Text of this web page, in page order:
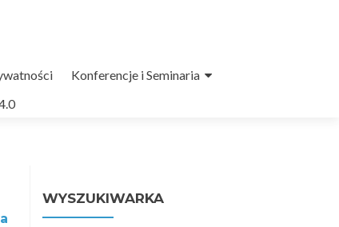
Konferencje i Seminaria
WYSZUKIWARKA